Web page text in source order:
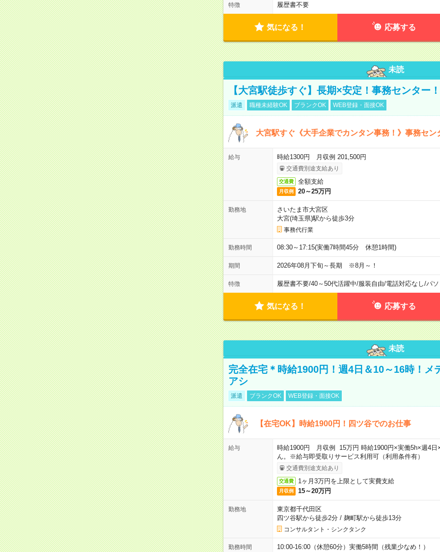
特徴 履歴書不要
気になる！ 応募する
未読
【大宮駅徒歩すぐ】長期×安定！事務センター
派遣 職種未経験OK ブランクOK WEB登録・面接OK
大宮駅すぐ《大手企業でカンタン事務！》事務セン
給与 時給1300円 月収例 201,500円
交通費別途支給あり
交通費 全額支給
月収例 20～25万円
勤務地
さいたま市大宮区
大宮(埼玉県)駅から徒歩3分
事務代行業
勤務時間 08:30～17:15(実働7時間45分 休憩1時間)
期間 2026年08月下旬～長期 ※8月～！
特徴 履歴書不要/40～50代活躍中/服装自由/電話対応なし/パ
気になる！ 応募する
未読
完全在宅＊時給1900円！週4日＆10～16時！メ
アシ
派遣 ブランクOK WEB登録・面接OK
【在宅OK】時給1900円！四ツ谷でのお仕事
給与
時給1900円 月収例 15万円 時給1900円×実働5h×週4
ん。※給与即受取りサービス利用可（利用条件有）
交通費別途支給あり
交通費 1ヶ月3万円を上限として実費支給
月収例 15～20万円
勤務地
東京都千代田区
四ツ谷駅から徒歩2分/ 麹町駅から徒歩13分
コンサルタント・シンクタンク
勤務時間 10:00-16:00（休憩60分）実働5時間（残業少なめ！）